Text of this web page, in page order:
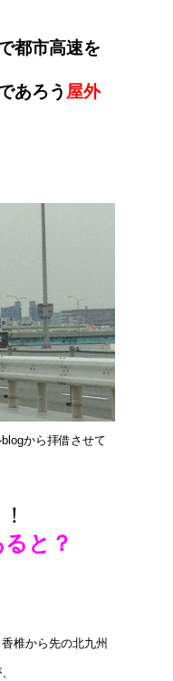
都市高速を
あろう 屋外
から拝借させて
と？
椎から先の北九州